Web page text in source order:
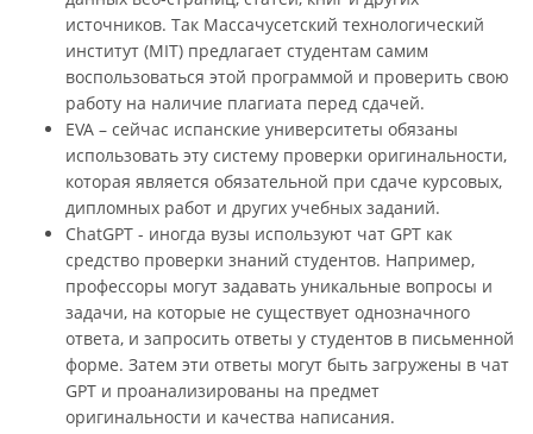
источников. Так Массачусетский технологический
институт (MIT) предлагает студентам самим
воспользоваться этой программой и проверить свою
работу на наличие плагиата перед сдачей.
EVA – сейчас испанские университеты обязаны
использовать эту систему проверки оригинальности,
которая является обязательной при сдаче курсовых,
дипломных работ и других учебных заданий.
ChatGPT - иногда вузы используют чат GPT как
средство проверки знаний студентов. Например,
профессоры могут задавать уникальные вопросы и
задачи, на которые не существует однозначного
ответа, и запросить ответы у студентов в письменной
форме. Затем эти ответы могут быть загружены в чат
GPT и проанализированы на предмет
оригинальности и качества написания.